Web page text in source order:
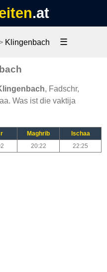
.at
Klingenbach ☰
, Fadschr,
Was ist die vaktija
Maghrib
Ischaa
20:22 22:25